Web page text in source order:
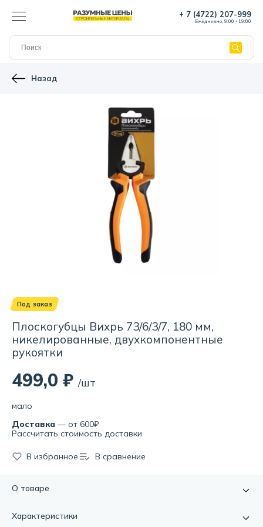
+ 7 (4722) 207-999
Ежедневно, 9:00 - 19:00
Назад
Под заказ
Плоскогубцы Вихрь 73/6/3/7, 180 мм,
никелированные, двухкомпонентные
рукоятки
499,0 ₽ /шт
мало
Доставка — от 600₽
Рассчитать стоимость доставки
В избранное В сравнение
О товаре
широкого спектра монтажных и ремонтных работ.
Характеристики